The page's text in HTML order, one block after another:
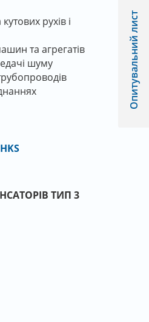
рухів і
та агрегатів
шуму
ТИП 3
Опитувальний лист